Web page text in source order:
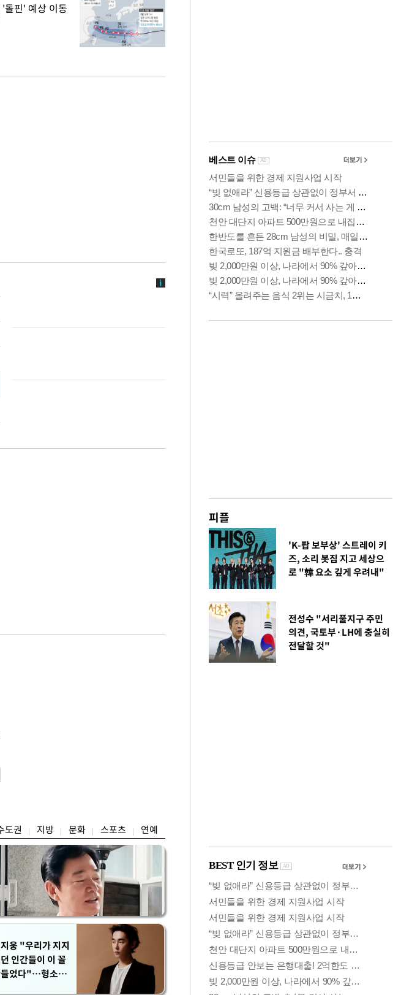
'돌핀' 예상 이동
도권 지방 문화 스포츠 연예
웅 "우리가 지지
인간들이 이 꼴
었다"…형소법
피플
'K-팝 보부상' 스트레이 키
즈, 소리 봇짐 지고 세상으
로 "韓 요소 깊게 우려내"
전성수 "서리풀지구 주민
의견, 국토부·LH에 충실히
전달할 것"